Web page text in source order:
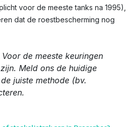
voor de meeste tanks na 1995),
dat de roestbescherming nog
Voor de meeste keuringen
Meld ons de huidige
juiste methode (bv.